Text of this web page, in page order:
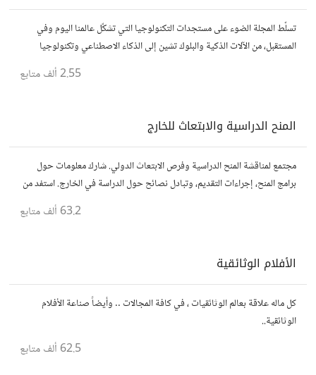
تسلّط المجلة الضوء على مستجدات التكنولوجيا التي تشكّل عالمنا اليوم وفي
المستقبل، من الآلات الذكية والبلوك تشين إلى الذكاء الاصطناعي وتكنولوجيا
2.55 ألف متابع
المنح الدراسية والابتعاث للخارج
مجتمع لمناقشة المنح الدراسية وفرص الابتعاث الدولي. شارك معلومات حول
برامج المنح، إجراءات التقديم، وتبادل نصائح حول الدراسة في الخارج. استفد من
63.2 ألف متابع
الأفلام الوثائقية
كل ماله علاقة بعالم الوثائقيات ، في كافة المجالات .. وأيضاً صناعة الأفلام
الوثائقية..
62.5 ألف متابع